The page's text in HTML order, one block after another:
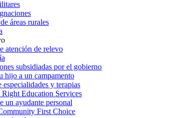
áreas rurales
atención de relevo
subsidiadas por el gobierno
hijo a un campamento
especialidades y terapias
Education Services
un ayudante personal
First Choice